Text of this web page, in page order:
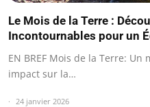
Le Mois de la Terre :
Incontournables pour un
EN BREF Mois de la Terre:
impact sur la…
24 janvier 2026